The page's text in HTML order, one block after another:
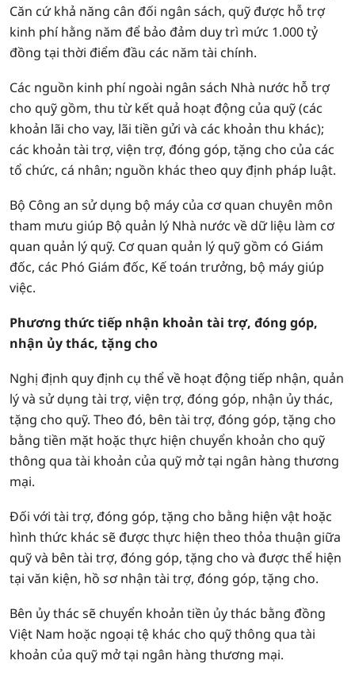
Căn cứ khả năng cân đối ngân sách, quỹ được hỗ trợ
kinh phí hằng năm để bảo đảm duy trì mức 1.000 tỷ
đồng tại thời điểm đầu các năm tài chính.
Các nguồn kinh phí ngoài ngân sách Nhà nước hỗ trợ
cho quỹ gồm, thu từ kết quả hoạt động của quỹ (các
khoản lãi cho vay, lãi tiền gửi và các khoản thu khác);
các khoản tài trợ, viện trợ, đóng góp, tặng cho của các
tổ chức, cá nhân; nguồn khác theo quy định pháp luật.
Bộ Công an sử dụng bộ máy của cơ quan chuyên môn
tham mưu giúp Bộ quản lý Nhà nước về dữ liệu làm cơ
quan quản lý quỹ. Cơ quan quản lý quỹ gồm có Giám
đốc, các Phó Giám đốc, Kế toán trưởng, bộ máy giúp
việc.
Phương thức tiếp nhận khoản tài trợ, đóng góp,
nhận ủy thác, tặng cho
Nghị định quy định cụ thể về hoạt động tiếp nhận, quản
lý và sử dụng tài trợ, viện trợ, đóng góp, nhận ủy thác,
tặng cho quỹ. Theo đó, bên tài trợ, đóng góp, tặng cho
bằng tiền mặt hoặc thực hiện chuyển khoản cho quỹ
thông qua tài khoản của quỹ mở tại ngân hàng thương
mại.
Đối với tài trợ, đóng góp, tặng cho bằng hiện vật hoặc
hình thức khác sẽ được thực hiện theo thỏa thuận giữa
quỹ và bên tài trợ, đóng góp, tặng cho và được thể hiện
tại văn kiện, hồ sơ nhận tài trợ, đóng góp, tặng cho.
Bên ủy thác sẽ chuyển khoản tiền ủy thác bằng đồng
Việt Nam hoặc ngoại tệ khác cho quỹ thông qua tài
khoản của quỹ mở tại ngân hàng thương mại.